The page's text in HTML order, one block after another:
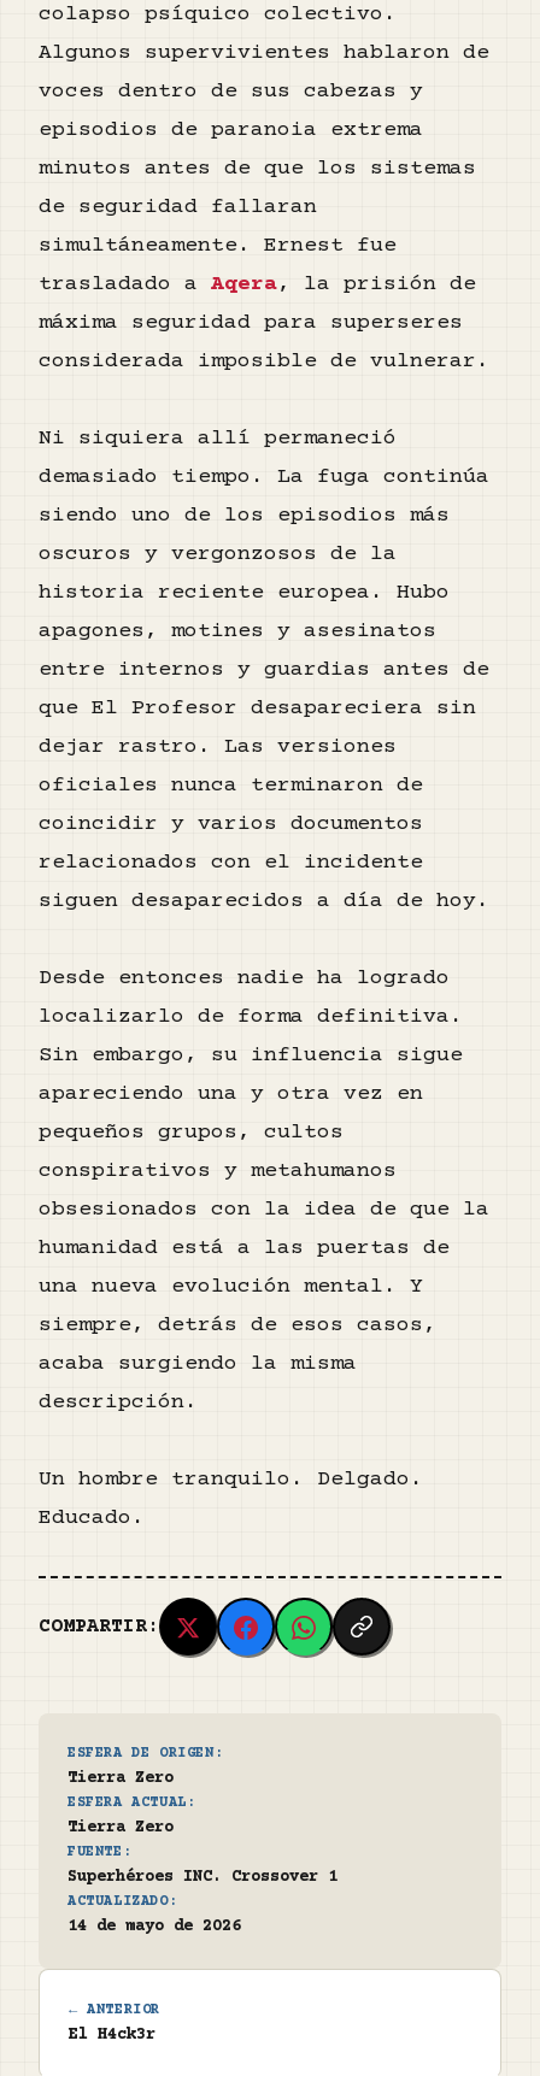
ESFERA DE ORIGEN:
Tierra Zero
ESFERA ACTUAL:
Tierra Zero
FUENTE:
Superhéroes INC. Crossover 1
ACTUALIZADO:
14 de mayo de 2026
← ANTERIOR
El H4ck3r
colapso psíquico colectivo.
Algunos supervivientes hablaron de
voces dentro de sus cabezas y
episodios de paranoia extrema
minutos antes de que los sistemas
de seguridad fallaran
simultáneamente. Ernest fue
trasladado a Aqera, la prisión de
máxima seguridad para superseres
considerada imposible de vulnerar.
Ni siquiera allí permaneció
demasiado tiempo. La fuga continúa
siendo uno de los episodios más
oscuros y vergonzosos de la
historia reciente europea. Hubo
apagones, motines y asesinatos
entre internos y guardias antes de
que El Profesor desapareciera sin
dejar rastro. Las versiones
oficiales nunca terminaron de
coincidir y varios documentos
relacionados con el incidente
siguen desaparecidos a día de hoy.
Desde entonces nadie ha logrado
localizarlo de forma definitiva.
Sin embargo, su influencia sigue
apareciendo una y otra vez en
pequeños grupos, cultos
conspirativos y metahumanos
obsesionados con la idea de que la
humanidad está a las puertas de
una nueva evolución mental. Y
siempre, detrás de esos casos,
acaba surgiendo la misma
descripción.
Un hombre tranquilo. Delgado.
Educado.
COMPARTIR: